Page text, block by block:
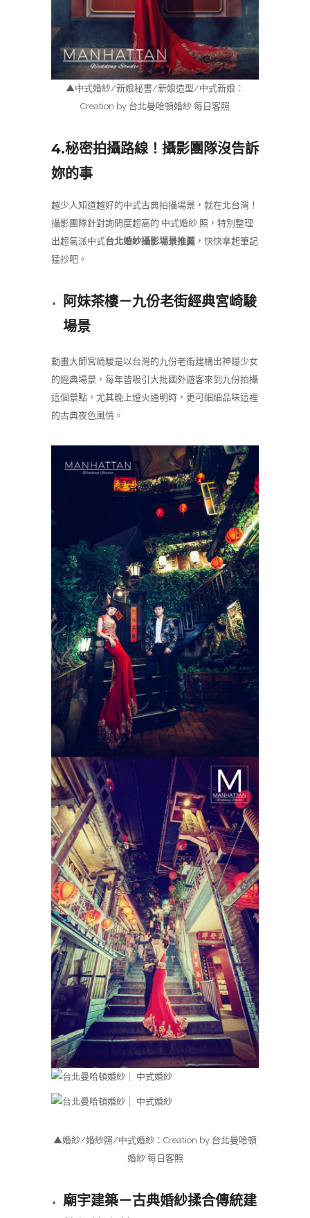
▲中式婚紗/新娘秘書/新娘造型/中式新娘：
Creation by 台北曼哈頓婚紗 每日客照
4.秘密拍攝路線！攝影團隊沒告訴
妳的事
越少人知道越好的中式古典拍攝場景，就在北台灣！
攝影團隊針對詢問度超高的 中式婚紗 照，特別整理
出超氣派中式台北婚紗攝影場景推薦 ，快快拿起筆記
猛抄吧。
阿妹茶樓－九份老街經典宮崎駿
場景
動畫大師宮崎駿是以台灣的九份老街建構出神隱少女
的經典場景，每年皆吸引大批國外遊客來到九份拍攝
這個景點，尤其晚上燈火通明時，更可細細品味這裡
的古典夜色風情。
▲婚紗/婚紗照/中式婚紗：Creation by 台北曼哈頓
婚紗 每日客照
廟宇建築－古典婚紗揉合傳統建